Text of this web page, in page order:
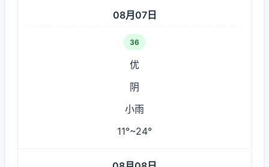
08月07日
36
优
阴
小雨
11°~24°